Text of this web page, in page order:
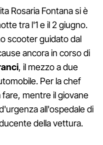
Rosaria Fontana si è
tra l'1 e il 2 giugno.
scooter guidato dal
ancora in corso di
, il mezzo a due
Per la chef
mentre il giovane
all'ospedale di
della vettura.